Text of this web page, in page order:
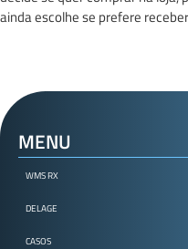
ainda escolhe se prefere
MENU
WMS RX
DELAGE
CASOS